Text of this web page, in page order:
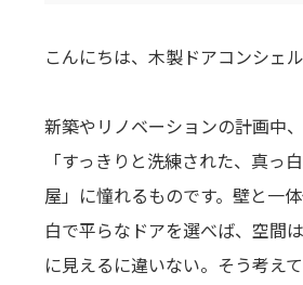
こんにちは、木製ドアコンシェ
新築やリノベーションの計画中
「すっきりと洗練された、真っ
屋」に憧れるものです。壁と一
白で平らなドアを選べば、空間
に見えるに違いない。そう考え